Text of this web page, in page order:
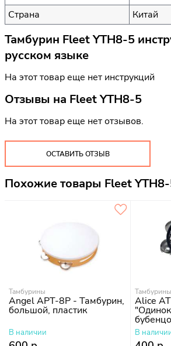
Страна
Китай
Тамбурин Fleet YTH8-5
русском языке
На этот товар еще нет инструкций
Отзывы на Fleet YTH8-5
На этот товар еще нет отзывов.
ОСТАВИТЬ ОТЗЫВ
Похожие товары Fleet
Тамбурины
Angel APT-8P - Тамбурин,
большой, пластик
В наличии
Тамбурины
Alice
В